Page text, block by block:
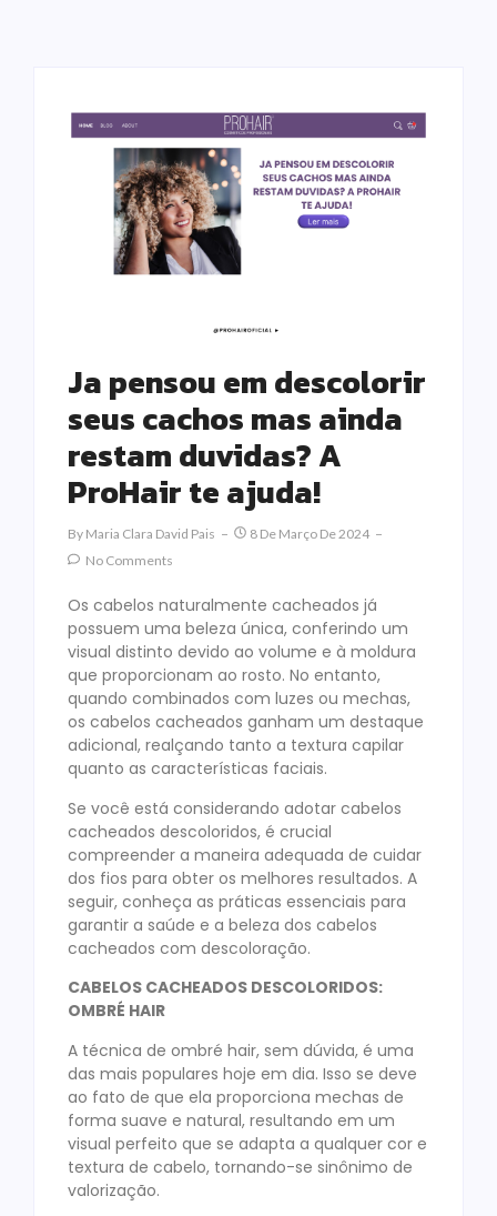
Ja pensou em descolorir
seus cachos mas ainda
restam duvidas? A
ProHair te ajuda!
By Maria Clara David Pais
8 De Março De 2024
No Comments
Os cabelos naturalmente cacheados já
possuem uma beleza única, conferindo um
visual distinto devido ao volume e à moldura
que proporcionam ao rosto. No entanto,
quando combinados com luzes ou mechas,
os cabelos cacheados ganham um destaque
adicional, realçando tanto a textura capilar
quanto as características faciais.
Se você está considerando adotar cabelos
cacheados descoloridos, é crucial
compreender a maneira adequada de cuidar
dos fios para obter os melhores resultados. A
seguir, conheça as práticas essenciais para
garantir a saúde e a beleza dos cabelos
cacheados com descoloração.
CABELOS CACHEADOS DESCOLORIDOS:
OMBRÉ HAIR
A técnica de ombré hair, sem dúvida, é uma
das mais populares hoje em dia. Isso se deve
ao fato de que ela proporciona mechas de
forma suave e natural, resultando em um
visual perfeito que se adapta a qualquer cor e
textura de cabelo, tornando-se sinônimo de
valorização.